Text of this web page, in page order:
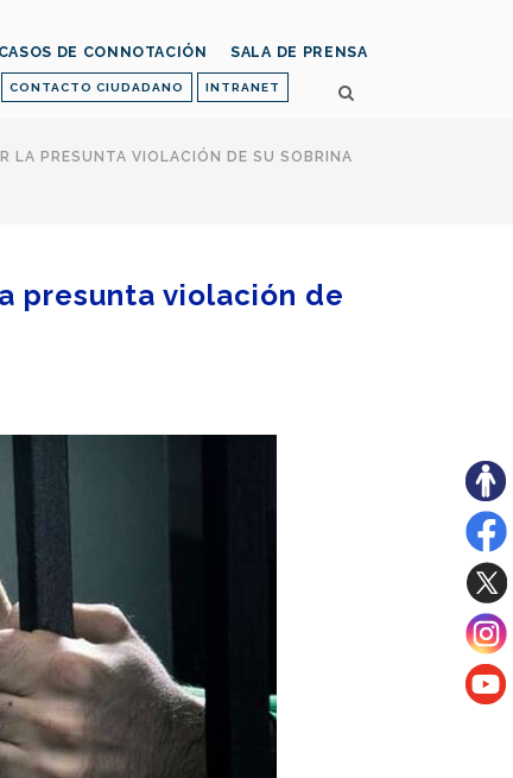
CONTACTO CIUDADANO INTRANET
CASOS DE CONNOTACIÓN SALA DE PRENSA
LA PRESUNTA VIOLACIÓN DE SU SOBRINA
presunta violación de